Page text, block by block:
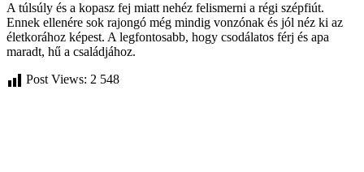
A túlsúly és a kopasz fej miatt nehéz felismerni a régi szépfiút.
Ennek ellenére sok rajongó még mindig vonzónak és jól néz ki az
életkorához képest. A legfontosabb, hogy csodálatos férj és apa
maradt, hű a családjához.
Post Views: 2 548